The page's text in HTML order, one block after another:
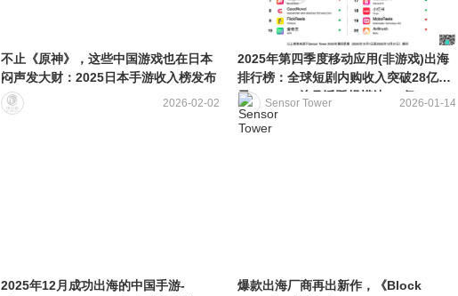
不止《原神》，这些中国游戏也在日本
闷声发大财：2025日本手游收入榜发布
2026-02-02
2025年第四季度移动应用(非游戏)出海
排行榜：全球短剧内购收入突破28亿美
元，TEMU总月活跃规模达7.6亿
Sensor Tower 2026-01-14
2025年12月成功出海的中国手游-
爆款出海厂商再出新作，《Block